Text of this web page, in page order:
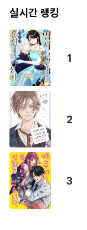
실시간 랭킹
1
2
3